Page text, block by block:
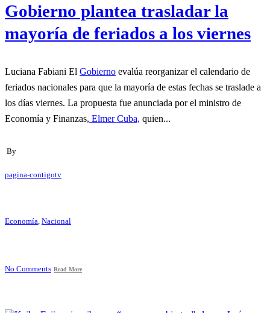
Gobierno plantea trasladar la
mayoría de feriados a los viernes
Luciana Fabiani El Gobierno evalúa reorganizar el calendario de
feriados nacionales para que la mayoría de estas fechas se traslade a
los días viernes. La propuesta fue anunciada por el ministro de
Economía y Finanzas, Elmer Cuba, quien...
By
pagina-contigotv
Economía, Nacional
No Comments Read More